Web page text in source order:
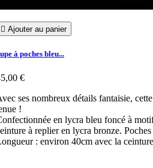
 Ajouter au panier
à poches bleu...
€
ses nombreux détails fantaisie,
!
en lycra bleu foncé à
à replier en lycra bronze.
: environ 40cm avec la